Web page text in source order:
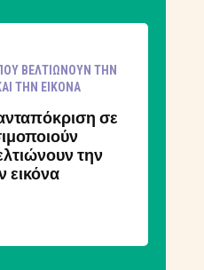
ΒΕΛΤΙΏΝΟΥΝ ΤΗΝ
ΤΗΝ ΕΙΚΌΝΑ
σε
την
εικόνα